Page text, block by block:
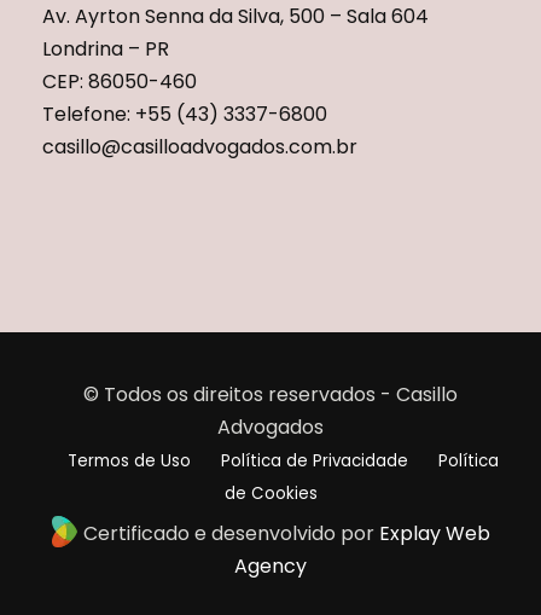
Av. Ayrton Senna da Silva, 500 – Sala 604
Londrina – PR
CEP: 86050-460
Telefone: +55 (43) 3337-6800
casillo@casilloadvogados.com.br
© Todos os direitos reservados - Casillo
Advogados
Termos de Uso Política de Privacidade
Política
de Cookies
Certificado e desenvolvido por Explay Web
Agency